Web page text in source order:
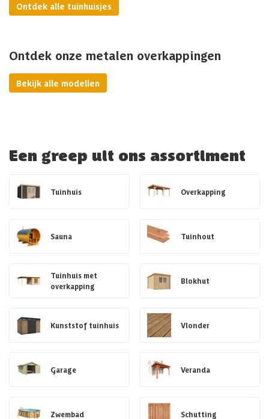
Ontdek alle tuinhuisjes
Ontdek onze metalen overkappingen
Bekijk alle modellen
Een greep uit ons assortiment
Tuinhuis Overkapping
Sauna Tuinhout
Tuinhuis met
overkapping
Blokhut
Kunststof tuinhuis Vlonder
Garage Veranda
Zwembad Schutting